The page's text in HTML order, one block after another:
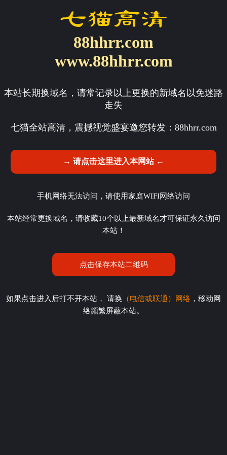
88hhrr.com
www.88hhrr.com
本站长期换域名，请常记录以上更换的新域名以免迷路
走失
七猫全站高清，震撼视觉盛宴邀您转发： 88hhrr.com
→ 请点击这里进入本网站 ←
手机网络无法访问，请使用家庭WIFI网络访问
本站经常更换域名，请收藏10个以上最新域名才可保证永久访问
本站！
点击保存本站二维码
如果点击进入后打不开本站， 请换 （电信或联通）网络 ，移动网
络频繁屏蔽本站。